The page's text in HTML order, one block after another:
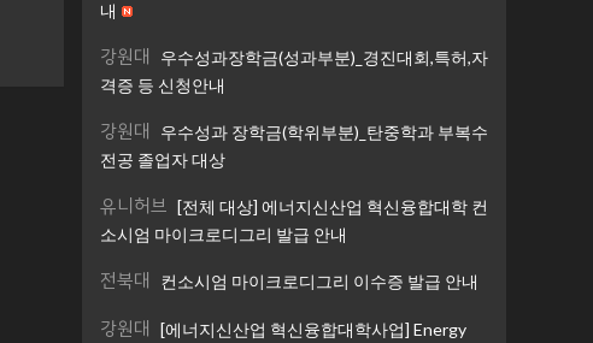
내
강원대
우수성과장학금(성과부분)_경진대회,특허,자
격증 등 신청안내
강원대
우수성과 장학금(학위부분)_탄중학과 부복수
전공 졸업자 대상
유니허브 [전체 대상] 에너지신산업 혁신융합대학 컨
소시엄 마이크로디그리 발급 안내
전북대 컨소시엄 마이크로디그리 이수증 발급 안내
강원대
[에너지신산업 혁신융합대학사업] Energy